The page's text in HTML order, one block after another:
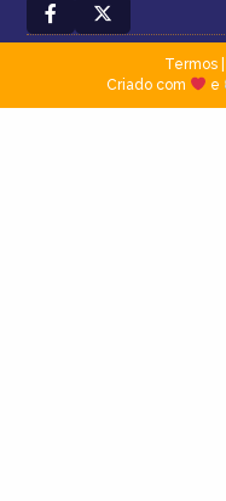
Termos|
Criado com
e